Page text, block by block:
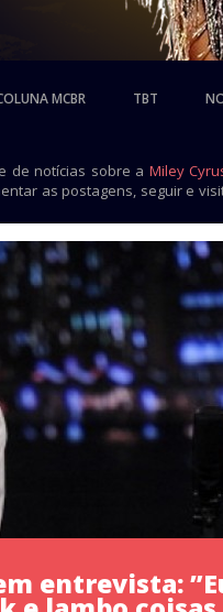
MCBR TBT
de notícias sobre a Miley
as postagens, seguir e
entrevista: